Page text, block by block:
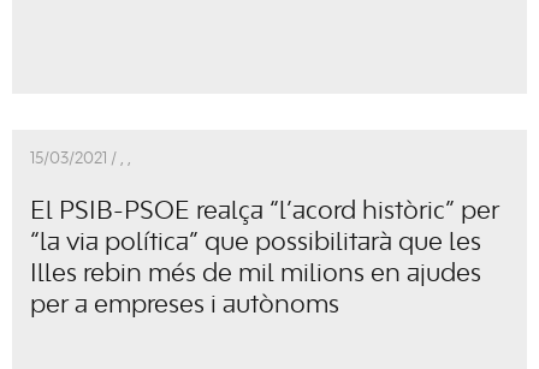
15/03/2021 / , ,
El PSIB-PSOE realça “l’acord històric” per
“la via política” que possibilitarà que les
Illes rebin més de mil milions en ajudes
per a empreses i autònoms